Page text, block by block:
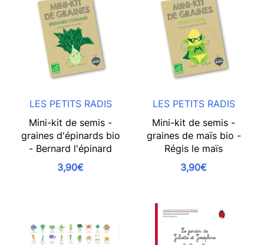
LES PETITS RADIS
Mini-kit de semis -
graines d'épinards bio
- Bernard l'épinard
3,90€
LES PETITS RADIS
Mini-kit de semis -
graines de maïs bio -
Régis le maïs
3,90€